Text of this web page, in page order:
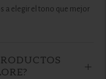
a elegir el tono que mejor